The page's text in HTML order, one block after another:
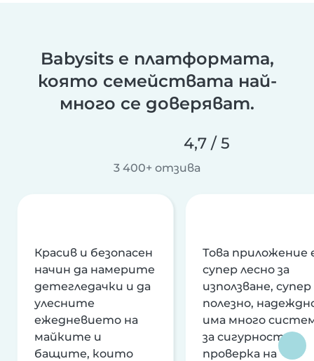
Babysits е платформата,
която семействата най-
много се доверяват.
4,7 / 5
3 400+ отзива
Красив и безопасен
начин да намерите
детегледачки и да
улесните
ежедневието на
майките и
бащите, които
Това приложение
супер лесно за
използване, супер
полезно,
има много
за сигурност и
проверка на